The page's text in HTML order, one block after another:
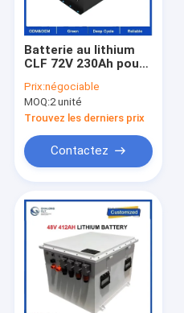
Batterie au lithium
CLF 72V 230Ah pour
avec décharge de
pointe de 1000A,
capacité nominale de
230Ah pour véhicules
électriques
Prix:négociable
MOQ:2 unité
Trouvez les derniers prix
Contactez